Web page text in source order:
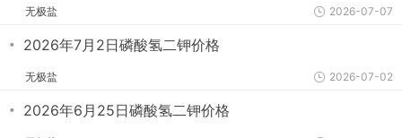
无极盐 2026-07-07
・ 2026年7月2日磷酸氢二钾价格
无极盐 2026-07-02
・ 2026年6月25日磷酸氢二钾价格